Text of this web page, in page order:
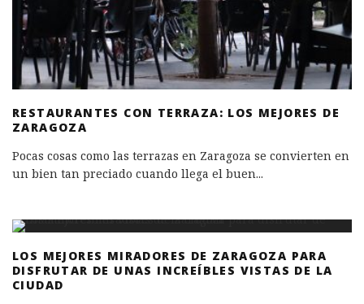
RESTAURANTES CON TERRAZA: LOS MEJORES DE
ZARAGOZA
Pocas cosas como las terrazas en Zaragoza se convierten en
un bien tan preciado cuando llega el buen...
LOS MEJORES MIRADORES DE ZARAGOZA PARA
DISFRUTAR DE UNAS INCREÍBLES VISTAS DE LA
CIUDAD